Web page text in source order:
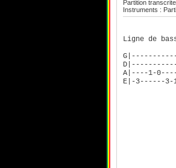
Partition
Instruments :
Ligne de
A|----1-
E|-3------3-